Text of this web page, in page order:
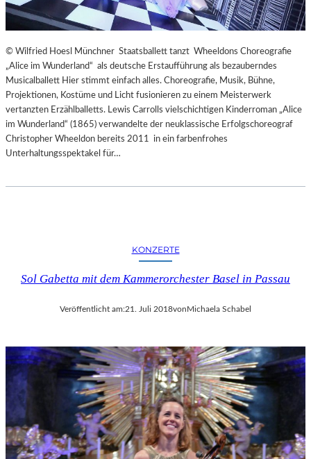
© Wilfried Hoesl Münchner Staatsballett tanzt Wheeldons Choreografie
„Alice im Wunderland“ als deutsche Erstaufführung als bezauberndes
Musicalballett Hier stimmt einfach alles. Choreografie, Musik, Bühne,
Projektionen, Kostüme und Licht fusionieren zu einem Meisterwerk
vertanzten Erzählballetts. Lewis Carrolls vielschichtigen Kinderroman „Alice
im Wunderland“ (1865) verwandelte der neuklassische Erfolgschoreograf
Christopher Wheeldon bereits 2011 in ein farbenfrohes
Unterhaltungsspektakel für…
KONZERTE
Sol Gabetta mit dem Kammerorchester Basel in Passau
Veröffentlicht am:21. Juli 2018vonMichaela Schabel